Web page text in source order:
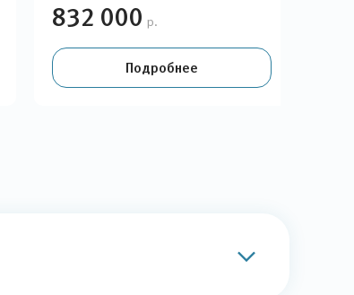
832 000 р.
Подробнее